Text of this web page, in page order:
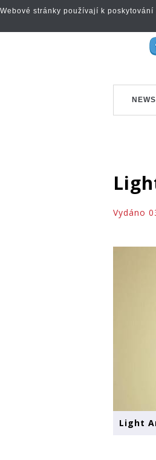
NEWS
Vydáno
Light
Webové stránky používají k